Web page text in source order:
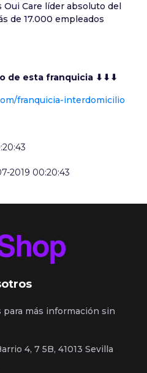
Care líder absoluto del
de 17.000 empleados
de esta franquicia ⬇⬇⬇
franquicia-interdomicilio
2019 00:20:43
más información sin
4, 7 5B, 41013 Sevilla